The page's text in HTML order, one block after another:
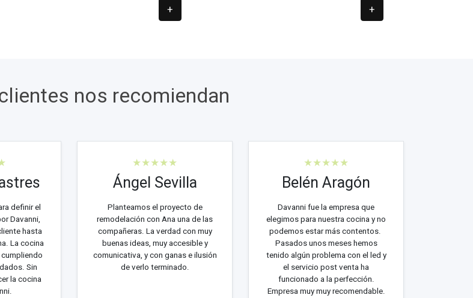
+ +
nos recomiendan
definir el
Davanni,
hasta
La cocina
Sin
la cocina
★★★★★
Ángel Sevilla
Planteamos el proyecto de
remodelación con Ana una de las
compañeras. La verdad con muy
buenas ideas, muy accesible y
comunicativa, y con ganas e ilusión
de verlo terminado.
★★★★★
Belén Aragón
Davanni fue la empresa que
elegimos para nuestra cocina y no
podemos estar más contentos.
Pasados unos meses hemos
tenido algún problema con el led y
el servicio post venta ha
funcionado a la perfección.
Empresa muy muy recomendable.